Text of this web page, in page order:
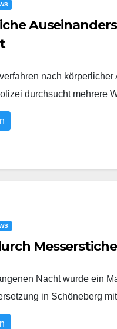
nach
durchsucht mehrere
Nacht wurde ein
in Schöneberg